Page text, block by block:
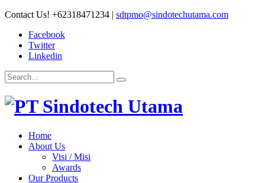
Contact Us! +62318471234 | sdtpmo@sindotechutama.com
Facebook
Twitter
Linkedin
Home
About Us
Visi / Misi
Awards
Our Products